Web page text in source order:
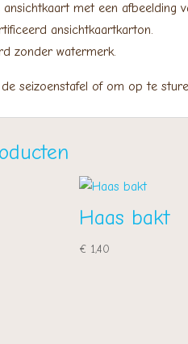
met een afbeelding
ansichtkaartkarton.
zonder watermerk.
seizoenstafel of om op te
Haas bakt
€1,40